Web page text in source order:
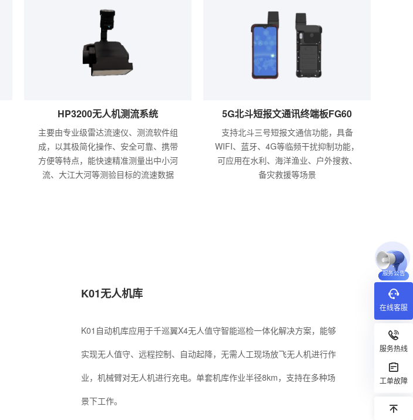
HP3200无人机测流系统
主要由专业级雷达流速仪、测流软件组
成，以其极简化操作、安全可靠、携带
方便等特点，能快速精准测量出中小河
流、大江大河等测验目标的流速数据
5G北斗短报文通讯终端板FG60
支持北斗三号短报文通信功能，具备
WIFI、蓝牙、4G等临频干扰抑制功能，
可应用在水利、海洋渔业、户外搜救、
备灾救援等场景
K01无人机库
K01自动机库应用于千巡翼X4无人值守智能巡检一体化解决方案，能够
实现无人值守、远程控制、自动起降，无需人工现场放飞无人机进行作
业，机械臂对无人机进行充电。单套机库作业半径8km，支持在多种场
景下工作。
服务公告
在线客服
服务热线
工单故障